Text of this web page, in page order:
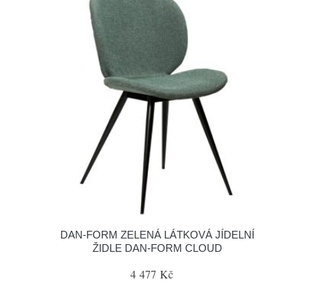
​​​​​DAN-FORM ZELENÁ LÁTKOVÁ JÍDELNÍ
ŽIDLE DAN-FORM CLOUD
4 477 Kč